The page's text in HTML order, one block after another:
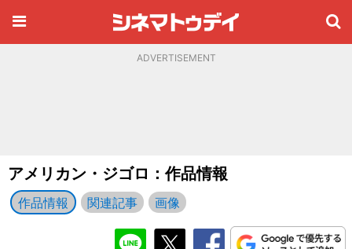
ADVERTISEMENT
アメリカン・ジゴロ：作品情報
作品情報 関連記事 画像